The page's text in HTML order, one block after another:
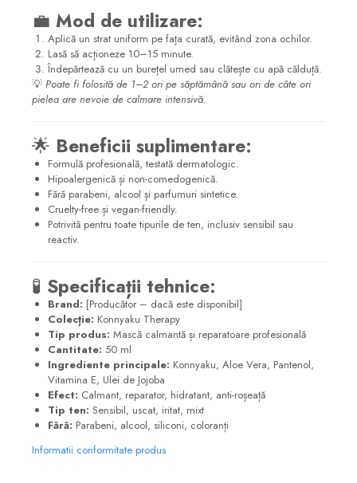
💼 Mod de utilizare:
Aplică un strat uniform pe fața curată, evitând zona ochilor.
Lasă să acționeze 10–15 minute.
Îndepărtează cu un burețel umed sau clătește cu apă călduță.
💡 Poate fi folosită de 1–2 ori pe săptămână sau ori de câte ori
pielea are nevoie de calmare intensivă.
🌟 Beneficii suplimentare:
Formulă profesională, testată dermatologic.
Hipoalergenică și non-comedogenică.
Fără parabeni, alcool și parfumuri sintetice.
Cruelty-free și vegan-friendly.
Potrivită pentru toate tipurile de ten, inclusiv sensibil sau
reactiv.
🧪 Specificații tehnice:
Brand: [Producător – dacă este disponibil]
Colecție: Konnyaku Therapy
Tip produs: Mască calmantă și reparatoare profesională
Cantitate: 50 ml
Ingrediente principale: Konnyaku, Aloe Vera, Pantenol,
Vitamina E, Ulei de Jojoba
Efect: Calmant, reparator, hidratant, anti-roșeață
Tip ten: Sensibil, uscat, iritat, mixt
Fără: Parabeni, alcool, siliconi, coloranți
Informatii conformitate produs